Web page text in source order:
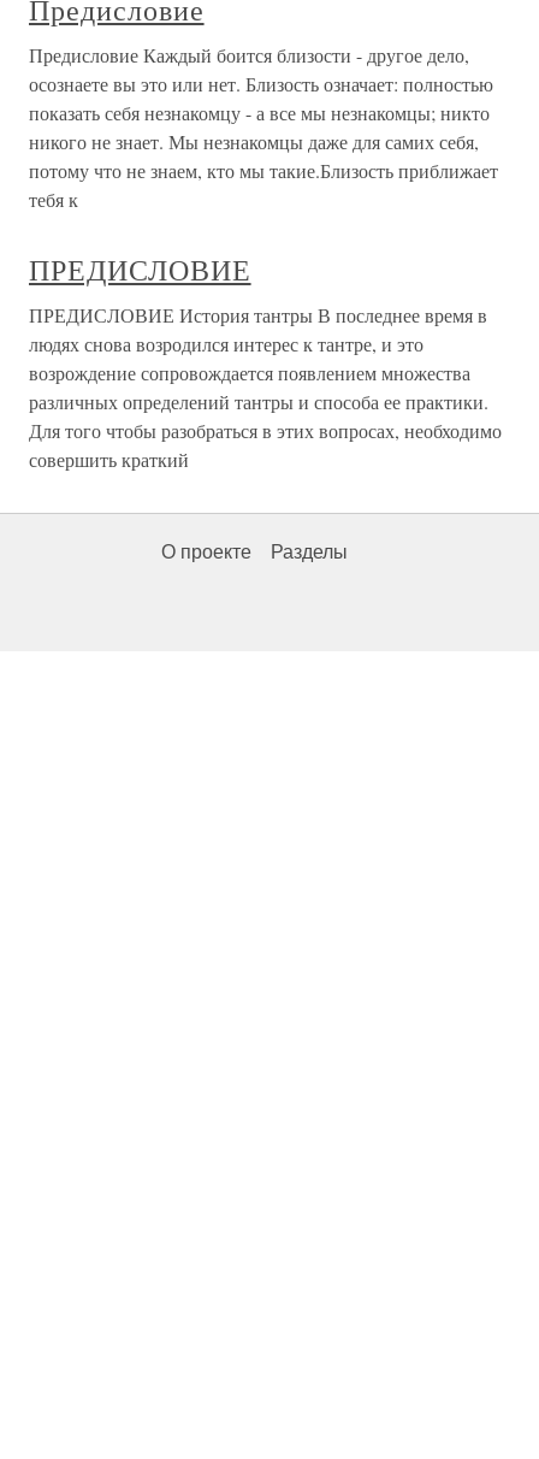
Предисловие
Предисловие Каждый боится близости - другое дело,
осознаете вы это или нет. Близость означает: полностью
показать себя незнакомцу - а все мы незнакомцы; никто
никого не знает. Мы незнакомцы даже для самих себя,
потому что не знаем, кто мы такие.Близость приближает
тебя к
ПРЕДИСЛОВИЕ
ПРЕДИСЛОВИЕ История тантры В последнее время в
людях снова возродился интерес к тантре, и это
возрождение сопровождается появлением множества
различных определений тантры и способа ее практики.
Для того чтобы разобраться в этих вопросах, необходимо
совершить краткий
О проекте Разделы